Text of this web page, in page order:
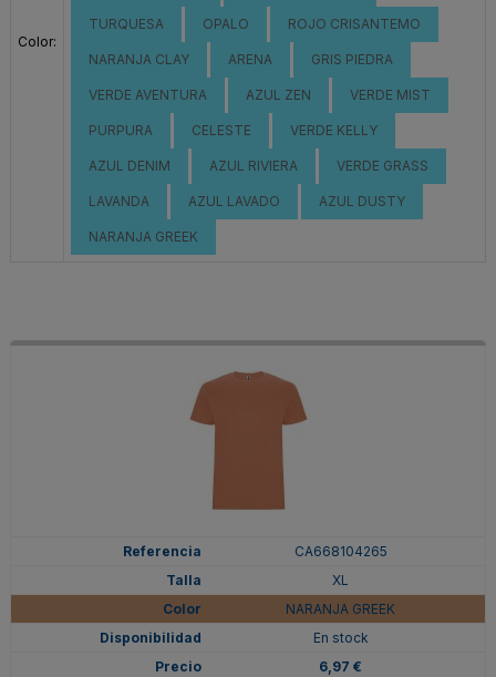
Color:
TURQUESA OPALO ROJO CRISANTEMO
NARANJA CLAY ARENA GRIS PIEDRA
VERDE AVENTURA AZUL ZEN VERDE MIST
PURPURA CELESTE VERDE KELLY
AZUL DENIM AZUL RIVIERA VERDE GRASS
LAVANDA AZUL LAVADO AZUL DUSTY
NARANJA GREEK
CA668104265
XL
NARANJA GREEK
En stock
6,97 €